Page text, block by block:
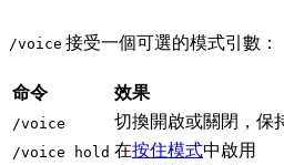
/voice 接受一個可選的模式引數：
命令 效果
/voice 切換開啟或關閉，保
/voice hold 在按住模式中啟用